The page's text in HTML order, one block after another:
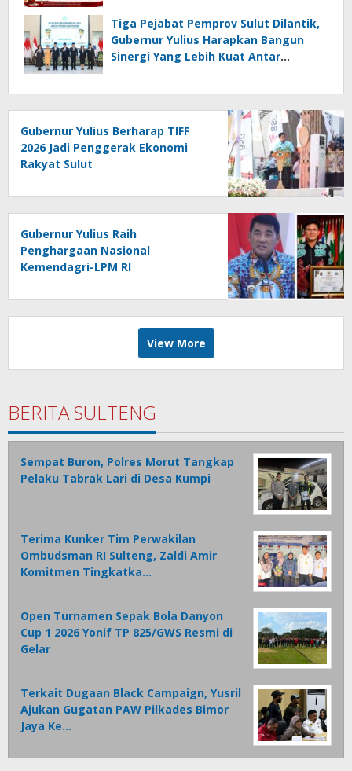
Tiga Pejabat Pemprov Sulut Dilantik,
Gubernur Yulius Harapkan Bangun
Sinergi Yang Lebih Kuat Antar
Gubernur Yulius Berharap TIFF
2026 Jadi Penggerak Ekonomi
Rakyat Sulut
Gubernur Yulius Raih
Penghargaan Nasional
Kemendagri-LPM RI
View More
BERITA SULTENG
Sempat Buron, Polres Morut Tangkap
Pelaku Tabrak Lari di Desa Kumpi
Terima Kunker Tim Perwakilan
Ombudsman RI Sulteng, Zaldi Amir
Komitmen Tingkatka…
Open Turnamen Sepak Bola Danyon
Cup 1 2026 Yonif TP 825/GWS Resmi di
Gelar
Terkait Dugaan Black Campaign, Yusril
Ajukan Gugatan PAW Pilkades Bimor
Jaya Ke…